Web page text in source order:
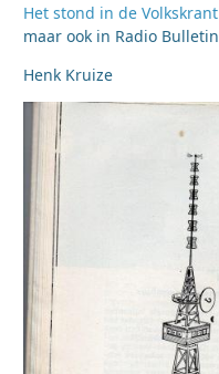
Het stond in de Volkskrant
maar ook in Radio Bulletin
Henk Kruize